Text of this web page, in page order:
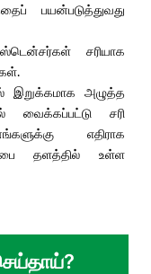
பயன்படுத்துவது
சரியாக
இறுக்கமாக அழுத்த
வைக்கப்பட்டு சரி
எதிராக
தளத்தில் உள்ள